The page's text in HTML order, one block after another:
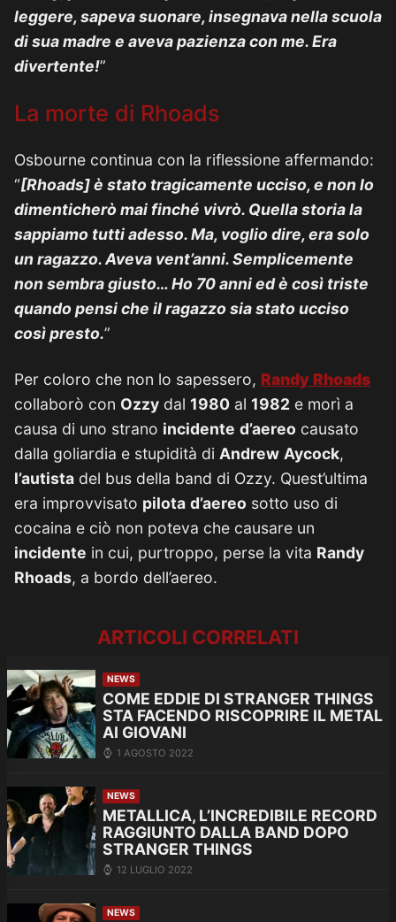
leggere, sapeva suonare, insegnava nella scuola
di sua madre e aveva pazienza con me. Era
divertente!”
La morte di Rhoads
Osbourne continua con la riflessione affermando:
“[Rhoads] è stato tragicamente ucciso, e non lo
dimenticherò mai finché vivrò. Quella storia la
sappiamo tutti adesso. Ma, voglio dire, era solo
un ragazzo. Aveva vent’anni. Semplicemente
non sembra giusto… Ho 70 anni ed è così triste
quando pensi che il ragazzo sia stato ucciso
così presto.”
Per coloro che non lo sapessero, Randy Rhoads
collaborò con Ozzy dal 1980 al 1982 e morì a
causa di uno strano incidente d’aereo causato
dalla goliardia e stupidità di Andrew Aycock,
l’autista del bus della band di Ozzy. Quest’ultima
era improvvisato pilota d’aereo sotto uso di
cocaina e ciò non poteva che causare un
incidente in cui, purtroppo, perse la vita Randy
Rhoads, a bordo dell’aereo.
ARTICOLI CORRELATI
NEWS
COME EDDIE DI STRANGER THINGS
STA FACENDO RISCOPRIRE IL METAL
AI GIOVANI
1 AGOSTO 2022
NEWS
METALLICA, L’INCREDIBILE RECORD
RAGGIUNTO DALLA BAND DOPO
STRANGER THINGS
12 LUGLIO 2022
NEWS